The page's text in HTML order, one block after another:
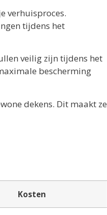
verhuisproces.
tijdens het
veilig zijn tijdens het
bescherming
dekens. Dit maakt ze
Kosten